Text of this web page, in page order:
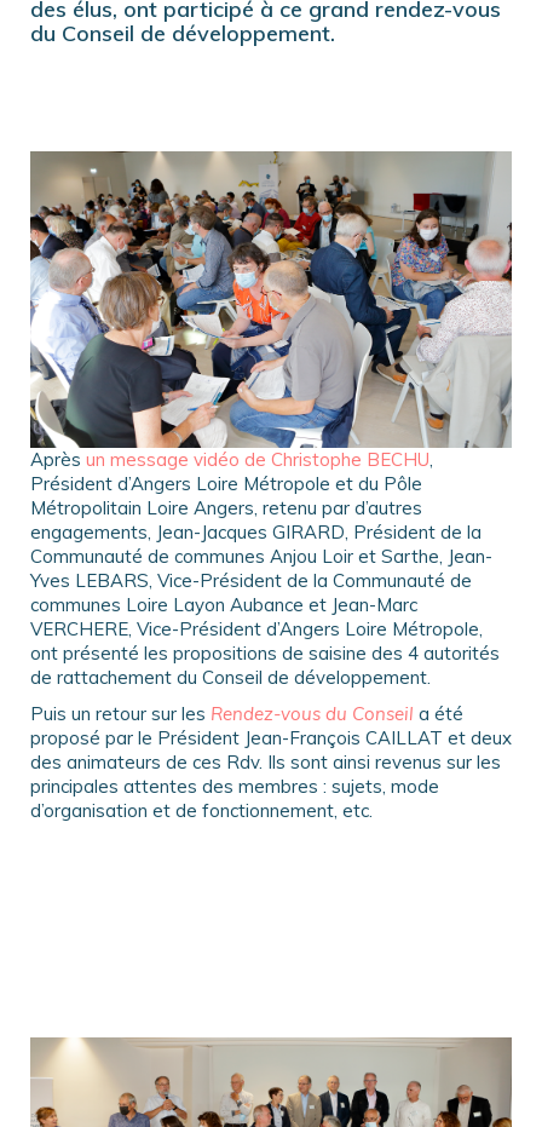
des élus, ont participé à ce grand rendez-vous
du Conseil de développement.
Après un message vidéo de Christophe BECHU,
Président d’Angers Loire Métropole et du Pôle
Métropolitain Loire Angers, retenu par d’autres
engagements, Jean-Jacques GIRARD, Président de la
Communauté de communes Anjou Loir et Sarthe, Jean-
Yves LEBARS, Vice-Président de la Communauté de
communes Loire Layon Aubance et Jean-Marc
VERCHERE, Vice-Président d’Angers Loire Métropole,
ont présenté les propositions de saisine des 4 autorités
de rattachement du Conseil de développement.
Puis un retour sur les Rendez-vous du Conseil a été
proposé par le Président Jean-François CAILLAT et deux
des animateurs de ces Rdv. Ils sont ainsi revenus sur les
principales attentes des membres : sujets, mode
d’organisation et de fonctionnement, etc.